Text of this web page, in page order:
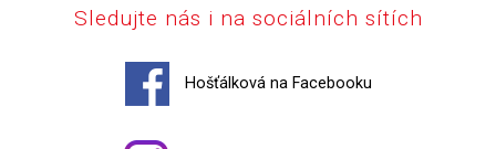
Sledujte nás i na sociálních sítích
Hošťálková na Facebooku